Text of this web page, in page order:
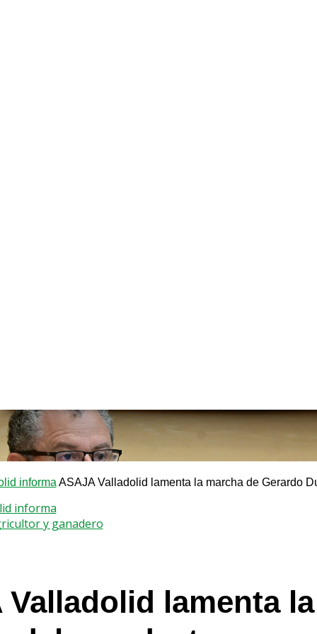
informa ASAJA Valladolid lamenta la marcha de Gerardo
informa
y ganadero
Valladolid lamenta